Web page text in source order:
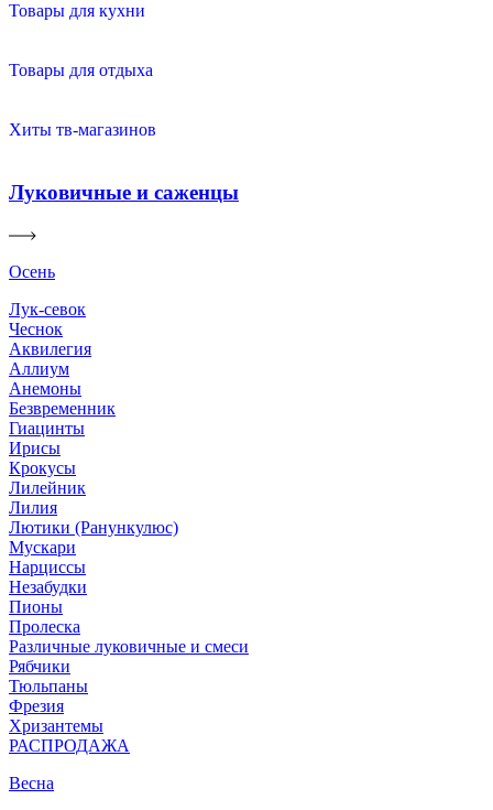
Товары для кухни
Товары для отдыха
Хиты тв-магазинов
Луковичные и саженцы
Осень
Лук-севок
Чеснок
Аквилегия
Аллиум
Анемоны
Безвременник
Гиацинты
Ирисы
Крокусы
Лилейник
Лилия
Лютики (Ранункулюс)
Мускари
Нарцисcы
Незабудки
Пионы
Пролеска
Различные луковичные и смеси
Рябчики
Тюльпаны
Фрезия
Хризантемы
РАСПРОДАЖА
Весна